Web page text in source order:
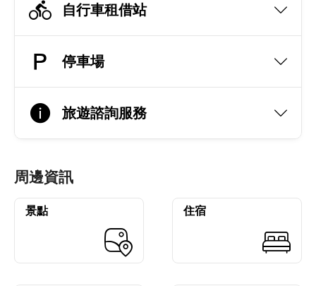
自行車租借站
停車場
旅遊諮詢服務
周邊資訊
景點 住宿